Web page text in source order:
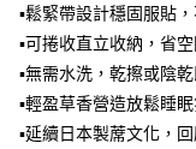
【注意事項】
1.本服務係由「台灣大哥
用戶於交易時，得透過本
買賣價金債權讓與本公司
2.基於同意付款使用「大
由本公司與您本人進行分
▪鬆緊帶設計穩固服貼
▪可捲收直立收納，省
▪無需水洗，乾擦或陰
▪輕盈草香營造放鬆睡眠
▪延續日本製蓆文化，